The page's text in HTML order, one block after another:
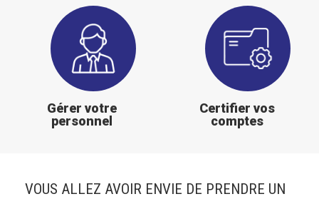
personnel
Gérer votre
personnel
missions
Certifier vos
comptes
VOUS ALLEZ AVOIR ENVIE DE PRENDRE UN